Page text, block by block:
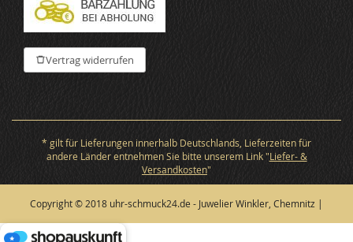
Vertrag widerrufen
* gilt für Lieferungen innerhalb Deutschlands, Lieferzeiten für
andere Länder entnehmen Sie bitte unserem Link "Liefer- &
Versandkosten"
Copyright © 2018 uhr-schmuck24.de - Juwelier Winkler, Chemnitz |